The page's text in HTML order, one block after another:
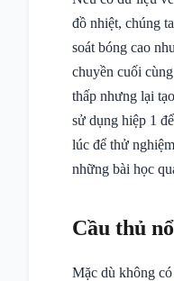
đồ nhiệt, chúng
soát bóng cao
chuyền cuối
thấp nhưng lại
sử dụng hiệp 1
lúc để thử
những bài học
Cầu thủ
Mặc dù không